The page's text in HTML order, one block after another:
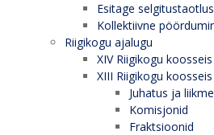
Esitage selgitustaotlus
Kollektiivne
Riigikogu ajalugu
XIV Riigikogu koosseis
XIII Riigikogu koosseis
Juhatus ja
Komisjonid
Fraktsioonid